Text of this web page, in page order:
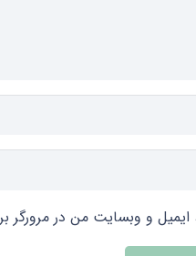
ایمیل و وبسایت من در مرورگر